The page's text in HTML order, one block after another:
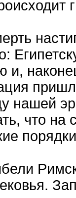
и,
нашей
что на